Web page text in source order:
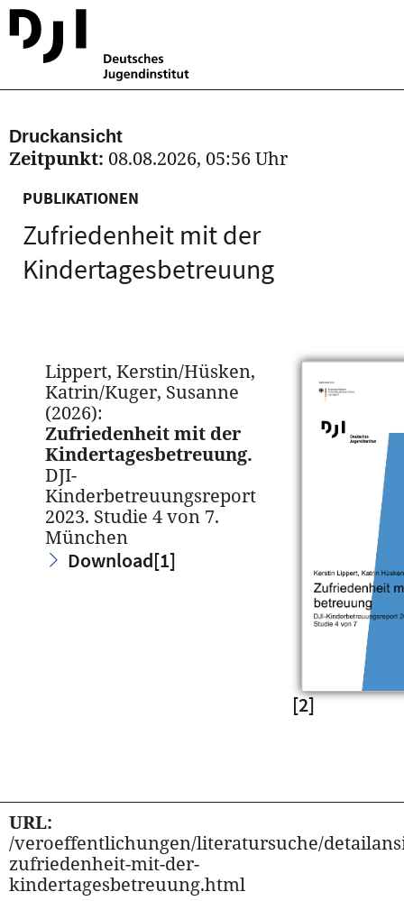
Druckansicht
Zeitpunkt: 08.08.2026, 05:56 Uhr
PUBLIKATIONEN
Zufriedenheit mit der
Kindertagesbetreuung
Lippert, Kerstin/Hüsken,
Katrin/Kuger, Susanne
(2026):
Zufriedenheit mit der
Kindertagesbetreuung.
DJI-
Kinderbetreuungsreport
2023. Studie 4 von 7.
München
Download[1]
[2]
URL:
/veroeffentlichungen/literatursuche/
zufriedenheit-mit-der-
kindertagesbetreuung.html